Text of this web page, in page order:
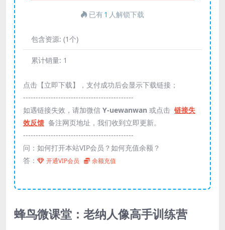
已有1 人解锁下载
包含资源: (1个)
累计销量: 1
点击【立即下载】，支付成功后会显示下载链接；
--------------------------------------------
如遇链接失效，请加微信 Y-uewanwan 或点击 链接失
效反馈 备注网页地址，我们收到立即更新。
--------------------------------------------
问：如何打开本站VIP会员？如何充值余额？
答：
开通VIP会员 余额充值
蜂鸟微课堂：老纳人像高手训练营